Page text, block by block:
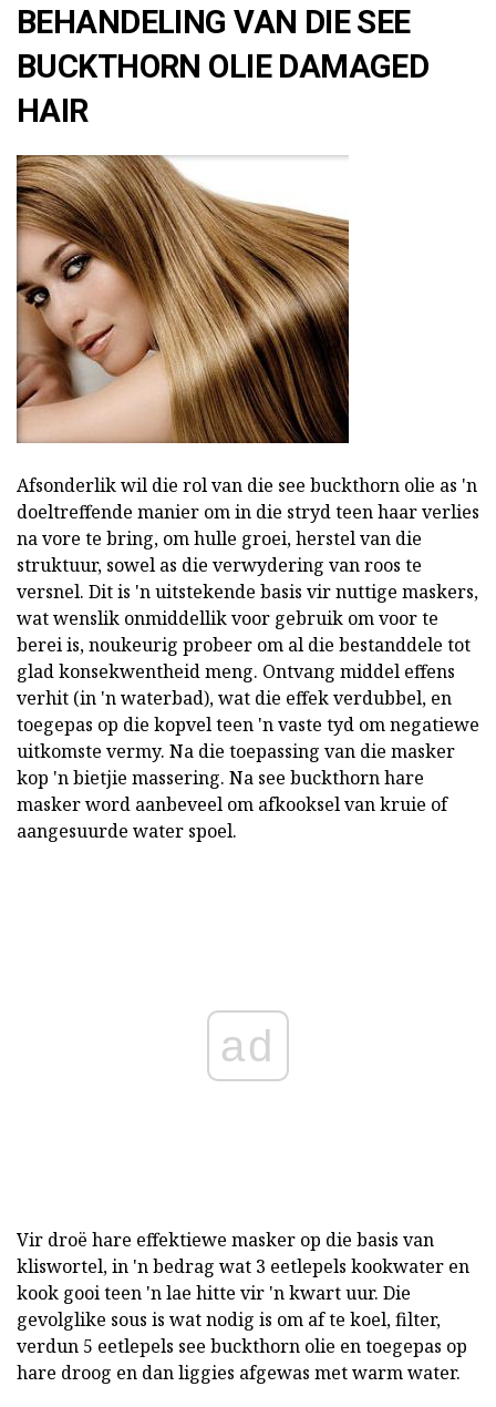
BEHANDELING VAN DIE SEE
BUCKTHORN OLIE DAMAGED
HAIR
Afsonderlik wil die rol van die see buckthorn olie as 'n
doeltreffende manier om in die stryd teen haar verlies
na vore te bring, om hulle groei, herstel van die
struktuur, sowel as die verwydering van roos te
versnel. Dit is 'n uitstekende basis vir nuttige maskers,
wat wenslik onmiddellik voor gebruik om voor te
berei is, noukeurig probeer om al die bestanddele tot
glad konsekwentheid meng. Ontvang middel effens
verhit (in 'n waterbad), wat die effek verdubbel, en
toegepas op die kopvel teen 'n vaste tyd om negatiewe
uitkomste vermy. Na die toepassing van die masker
kop 'n bietjie massering. Na see buckthorn hare
masker word aanbeveel om afkooksel van kruie of
aangesuurde water spoel.
ad
Vir droë hare effektiewe masker op die basis van
kliswortel, in 'n bedrag wat 3 eetlepels kookwater en
kook gooi teen 'n lae hitte vir 'n kwart uur. Die
gevolglike sous is wat nodig is om af te koel, filter,
verdun 5 eetlepels see buckthorn olie en toegepas op
hare droog en dan liggies afgewas met warm water.